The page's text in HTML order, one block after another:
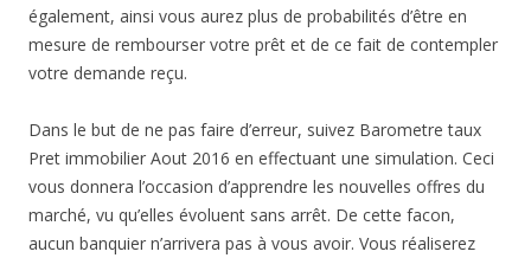
également, ainsi vous aurez plus de probabilités d’être en
mesure de rembourser votre prêt et de ce fait de contempler
votre demande reçu.
Dans le but de ne pas faire d’erreur, suivez Barometre taux
Pret immobilier Aout 2016 en effectuant une simulation. Ceci
vous donnera l’occasion d’apprendre les nouvelles offres du
marché, vu qu’elles évoluent sans arrêt. De cette facon,
aucun banquier n’arrivera pas à vous avoir. Vous réaliserez